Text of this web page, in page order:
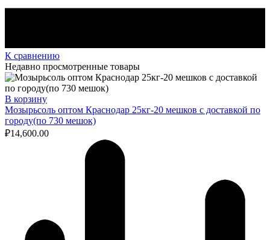
К сравнению
Недавно просмотренные товары
В корзину
Мозырьсоль оптом Краснодар 25кг-20 мешков с доставкой по
городу(по 730 мешок)
₽14,600.00